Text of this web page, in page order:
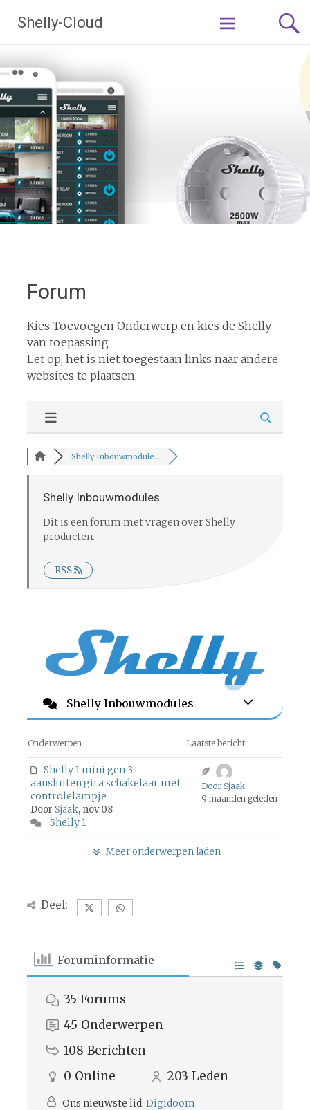
naar
de
Shelly-Cloud
Forum
Kies Toevoegen Onderwerp en kies de Shelly
van toepassing
Let op; het is niet toegestaan links naar andere
websites te plaatsen.
Shelly Inbouwmodule...
Shelly Inbouwmodules
Dit is een forum met vragen over Shelly
producten.
RSS
Shelly Inbouwmodules
Onderwerpen Laatste bericht
Shelly 1 mini gen 3
aansluiten gira schakelaar met
controlelampje
Door Sjaak, nov 08
Shelly 1
Door Sjaak
9 maanden geleden
Meer onderwerpen laden
Deel:
Foruminformatie
35 Forums
45 Onderwerpen
108 Berichten
0 Online 203 Leden
Ons nieuwste lid: Digidoom